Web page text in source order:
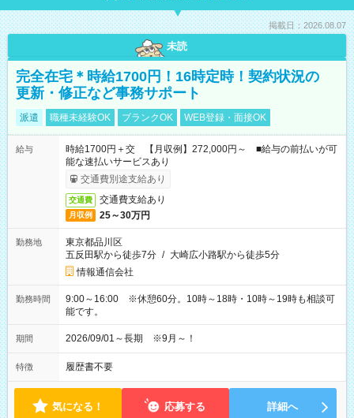
掲載日：2026.08.07
未読
完全在宅＊時給1700円！16時定時！契約状況の
更新・修正など事務サポート
派遣 職種未経験OK ブランクOK WEB登録・面接OK
給与
時給1700円＋交 【月収例】272,000円～ ■給与の前払いが可
能な速払いサービスあり
交通費別途支給あり
交通費 交通費支給あり
月収例 25～30万円
勤務地
東京都品川区
五反田駅から徒歩7分 / 大崎広小路駅から徒歩5分
情報通信会社
勤務時間
9:00～16:00 ※休憩60分。10時～18時・10時～19時も相談可
能です。
期間 2026/09/01～長期 ※9月～！
特徴 履歴書不要
気になる！ 応募する 詳細へ